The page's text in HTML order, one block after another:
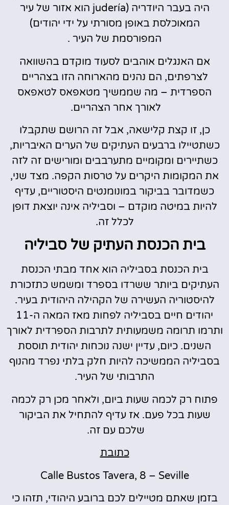
היה בעבר היודריה (judería הוא אזור של עיר
המאוכלסת באופן מסורתי על ידי יהודים)
המפורסמת של העיר .
אם האנגלים אוהבים לסעוד מוקדם בהשוואה
לצרפתים, הם נהנים מהארוחה הזו בצהריים
הספרדית – מה שממשיך מטאפאס לטאפאס
לאורך אחר הצהריים.
כן, זו קצת קלישאה, אבל זה הרושם שתקבלו
כשתטיילו ברבעים העתיקים של הערים האיבריות,
כשתיירים ומקומיים מתערבבים ומורישים זה לזה
את המקומות היקרים על טרסות הקפה. מצד שני,
כשמדובר בביקור במונומנטים היסטוריים, עדיף
להיות במיטה מוקדם – וסביליה אינה יוצאת דופן
לכלל זה.
בית הכנסת העתיק של סביליה
בית הכנסת בסביליה הוא אחד מבתי הכנסת
העתיקים ביותר ששרדו בספרד ומשמש כתזכורת
להיסטוריה העשירה של הקהילה היהודית בעיר.
יהודים חיים בסביליה לפחות מאז המאה ה-11
ותרמו תרומה משמעותית לתרבות הספרדית לאורך
השנים. כיום, עדיין ישנה נוכחות יהודית תוססת
בסביליה הממשיכה להיות חלק בלתי נפרד מהנוף
התרבותי של העיר.
פתוח רק לכמה שעות ביום, ולאחר מכן רק לכמה
שעות בכל פעם. אז עדיף להתחיל את הביקור
שלכם עם זה.
כתובת
Calle Bustos Tavera, 8 – Seville
בזמן שאתם מטיילים לכם ברובע היהודי, תזהו כי